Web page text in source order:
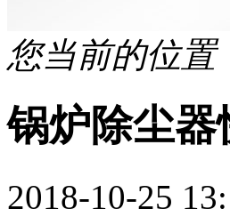
您当前的位置
锅炉除尘器
2018-10-25